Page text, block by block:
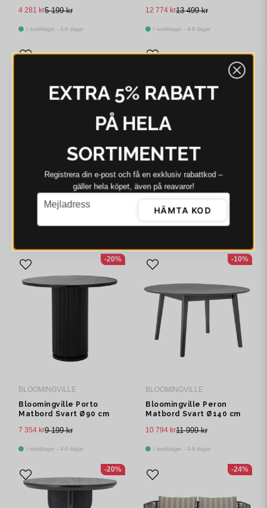
5 199 kr
4 281 kr
I webblager - 4-8 dagar
13 499 kr
12 774 kr
I webblager - 4-8 dagar
BLOOMINGVILLE
Bloomingville Molito
Matbord Natur Ø90 cm
BLOOMINGVILLE
Bloomingville Serrone
Matbord Natur Gummiträ
H75 cm
BLOOMINGVILLE
Bloomingville Porto
Matbord Svart Ø90 cm
9 199 kr
7 354 kr
I webblager - 4-8 dagar
-20%
BLOOMINGVILLE
Bloomingville Peron
Matbord Svart Ø140 cm
11 999 kr
10 794 kr
I webblager - 4-8 dagar
-10%
-20% -24%
EXTRA 5% RABATT
PÅ HELA
SORTIMENTET
Registrera din e‑post och få en exklusiv rabattkod –
gäller hela köpet, även på reavaror!
email
Mejladress
HÄMTA KOD